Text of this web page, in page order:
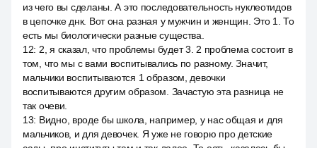
из чего вы сделаны. А это последовательность нуклеотидов
в цепочке днк. Вот она разная у мужчин и женщин. Это 1. То
есть мы биологически разные существа.
12: 2, я сказал, что проблемы будет 3. 2 проблема состоит в
том, что мы с вами воспитывались по разному. Значит,
мальчики воспитываются 1 образом, девочки
воспитываются другим образом. Зачастую эта разница не
так очеви.
13: Видно, вроде бы школа, например, у нас общая и для
мальчиков, и для девочек. Я уже не говорю про детские